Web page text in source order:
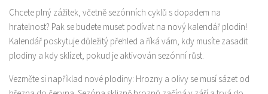
Chcete plný zážitek, včetně sezónních cyklů s dopadem na
hratelnost? Pak se budete muset podívat na nový kalendář plodin!
Kalendář poskytuje důležitý přehled a říká vám, kdy musíte zasadit
plodiny a kdy sklízet, pokud je aktivován sezónní růst.
Vezměte si například nové plodiny: Hrozny a olivy se musí sázet od